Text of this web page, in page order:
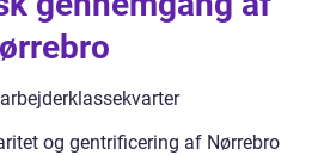
og gentrificering af Nørrebro